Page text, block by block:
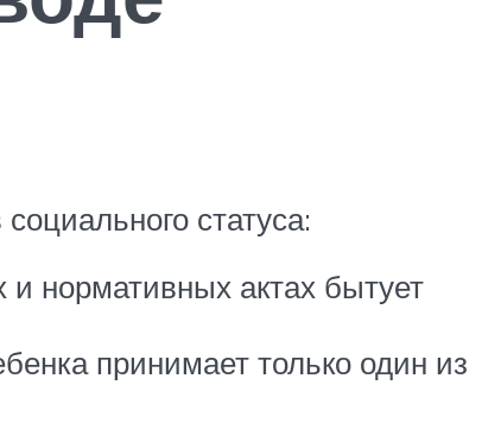
статуса:
нормативных актах бытует
принимает только один из